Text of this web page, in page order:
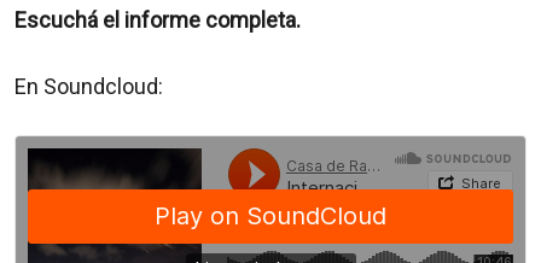
Escuchá el informe completa.
En Soundcloud: